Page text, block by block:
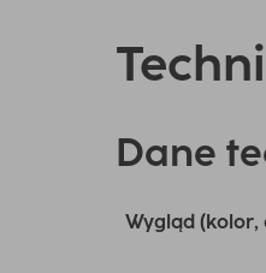
Dane
Wygląd (kolor,